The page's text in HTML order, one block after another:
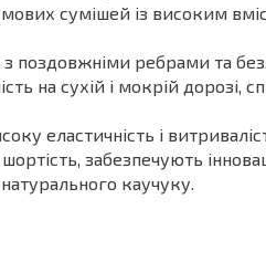
сумішей із високим
з поздовжніми ребрами та
на сухій і мокрій
еластичність і
забезпечують
каучуку.